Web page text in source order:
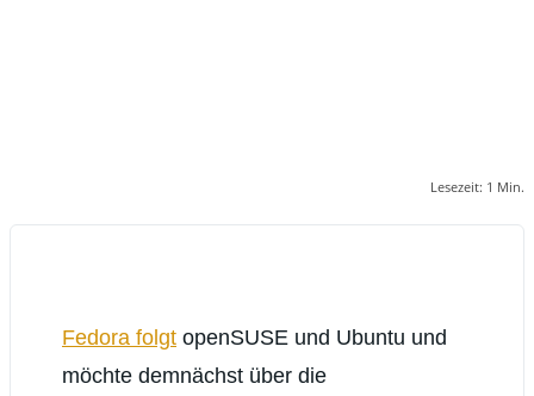
Lesezeit: 1 Min.
Fedora folgt openSUSE und Ubuntu und
möchte demnächst über die